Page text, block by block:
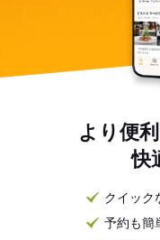
より便
快
クイック
予約も簡